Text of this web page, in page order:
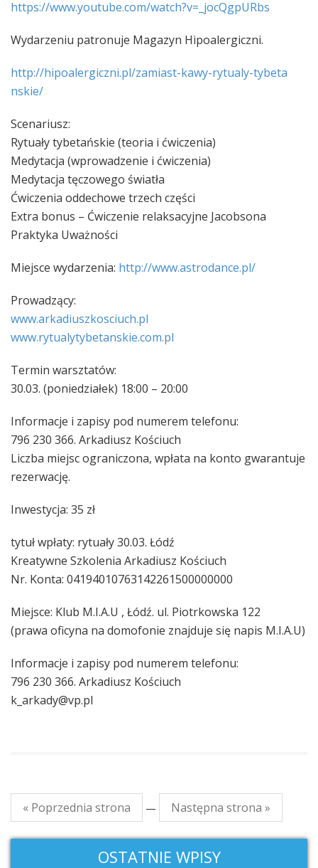
https://www.youtube.com/watch?v=_jocQgpURbs
Wydarzeniu patronuje Magazyn Hipoalergiczni.
http://hipoalergiczni.pl/zamiast-kawy-rytualy-tybeta
nskie/
Scenariusz:
Rytuały tybetańskie (teoria i ćwiczenia)
Medytacja (wprowadzenie i ćwiczenia)
Medytacja tęczowego światła
Ćwiczenia oddechowe trzech części
Extra bonus – Ćwiczenie relaksacyjne Jacobsona
Praktyka Uważności
Miejsce wydarzenia: http://www.astrodance.pl/
Prowadzący:
www.arkadiuszkosciuch.pl
www.rytualytybetanskie.com.pl
Termin warsztatów:
30.03. (poniedziałek) 18:00 – 20:00
Informacje i zapisy pod numerem telefonu:
796 230 366. Arkadiusz Kościuch
Liczba miejsc ograniczona, wpłata na konto gwarantuje
rezerwację.
Inwestycja: 35 zł
tytuł wpłaty: rytuały 30.03. Łódź
Kreatywne Szkolenia Arkadiusz Kościuch
Nr. Konta: 04194010763142261500000000
Miejsce: Klub M.I.A.U , Łódź. ul. Piotrkowska 122
(prawa oficyna na domofonie znajduje się napis M.I.A.U)
Informacje i zapisy pod numerem telefonu:
796 230 366. Arkadiusz Kościuch
k_arkady@vp.pl
« Poprzednia strona — Następna strona »
OSTATNIE WPISY